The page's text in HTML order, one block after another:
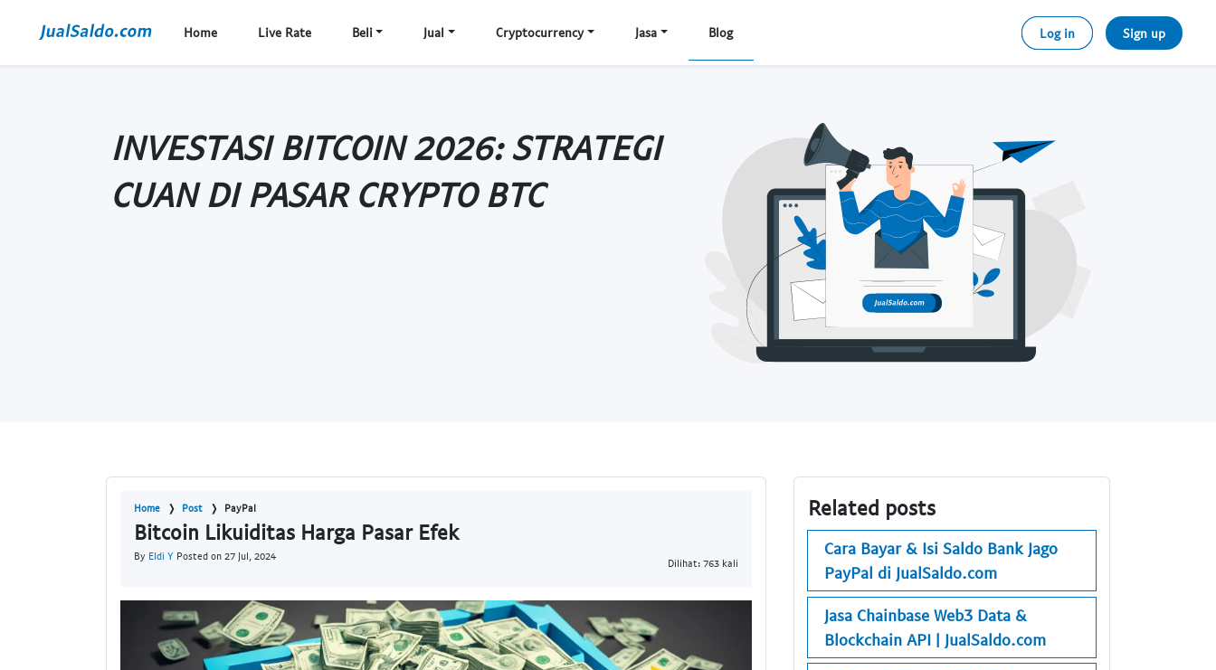
Home Live Rate Beli Jual Cryptocurrency Jasa Blog Log in Sign up
INVESTASI BITCOIN 2026: STRATEGI
CUAN DI PASAR CRYPTO BTC
Home Post PayPal
Bitcoin Likuiditas Harga Pasar Efek
By Eldi Y Posted on 27 Jul, 2024
Dilihat: 763 kali
Related posts
Cara Bayar & Isi Saldo Bank Jago
PayPal di JualSaldo.com
Jasa Chainbase Web3 Data &
Blockchain API | JualSaldo.com